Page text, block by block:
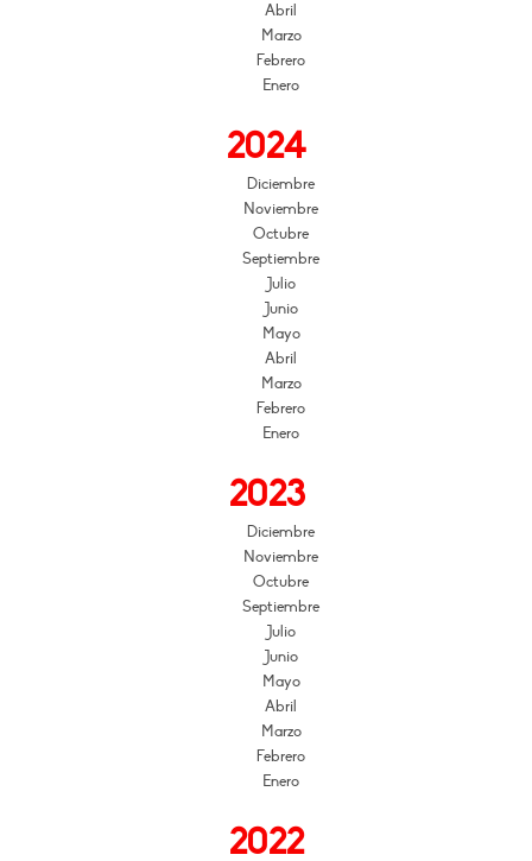
Abril
Marzo
Febrero
Enero
2024
Diciembre
Noviembre
Octubre
Septiembre
Julio
Junio
Mayo
Abril
Marzo
Febrero
Enero
2023
Diciembre
Noviembre
Octubre
Septiembre
Julio
Junio
Mayo
Abril
Marzo
Febrero
Enero
2022